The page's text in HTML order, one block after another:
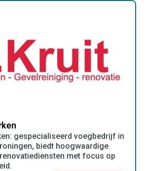
gespecialiseerd voegbedrijf in
biedt hoogwaardige
met focus op